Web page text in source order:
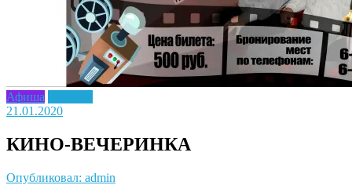
Афиша
21.01.2020
КИНО-ВЕЧЕРИНКА
Опубликовал: admin